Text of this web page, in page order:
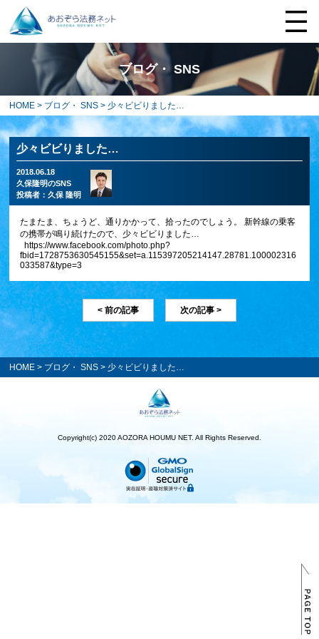
ブログ・ SNS
HOME > ブログ・ SNS > 少々ビビりました…
少々ビビりました…
2018.06.18
久保隆明のSNS
投稿者：久保 隆明
たまたま、ちょうど、通りかかって、拾ったのでしょう。 新幹線の乗客
の携帯が鳴り続けたので、少々ビビりました…
https://www.facebook.com/photo.php?
fbid=1728753630545155&set=a.115397205214147.28781.100002316
033587&type=3
< 前の記事 次の記事 >
HOME > ブログ・ SNS > 少々ビビりました…
Copyright(c) 2020 AOZORA HOUMU NET. All Rights Reserved.